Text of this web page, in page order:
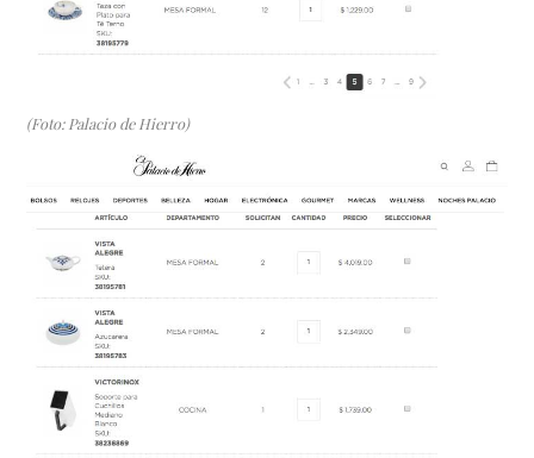
(Foto: Palacio de Hierro)